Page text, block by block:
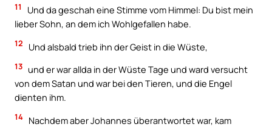
11
Und da geschah eine Stimme vom Himmel: Du bist mein
lieber Sohn, an dem ich Wohlgefallen habe.
12 Und alsbald trieb ihn der Geist in die Wüste,
13 und er war allda in der Wüste Tage und ward versucht
von dem Satan und war bei den Tieren, und die Engel
dienten ihm.
14 Nachdem aber Johannes überantwortet war, kam